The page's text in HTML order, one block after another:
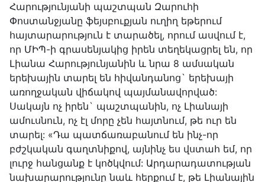
Հարությունյանի պաշտպան Զարուհի
Փոստանջյանը ֆեյսբուքյան ուղիղ եթերում
հայտարարություն է տարածել, որում ասվում է,
որ ՄԻՊ-ի գրասենյակից իրեն տեղեկացրել են, որ
Լիանա Հարությունյանին և նրա 8 ամսական
երեխային տարել են հիվանդանոց` երեխայի
առողջական վիճակով պայմանավորված:
Սակայն ոչ իրեն` պաշտպանին, ոչ Լիանայի
ամուսնուն, ոչ էլ մորը չեն հայտնում, թե ուր են
տարել: «Դա պատճառաբանում են ինչ-որ
բժշկական գաղտնիքով, այնինչ ես վստահ եմ, որ
լուրջ հանցանք է կոծկվում: Արդարադատության
նախարարությունը նաև հերքում է, թե Լիանային